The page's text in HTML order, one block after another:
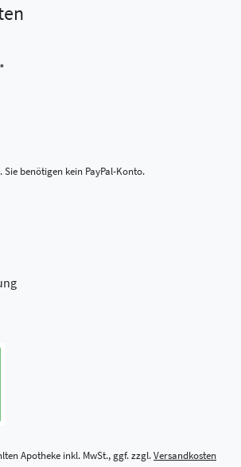
Sie benötigen kein PayPal-Konto.
Apotheke inkl. MwSt., ggf. zzgl.Versandkosten